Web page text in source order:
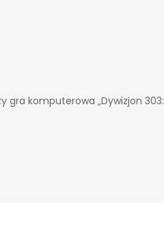
gra komputerowa „Dywizjon 303: